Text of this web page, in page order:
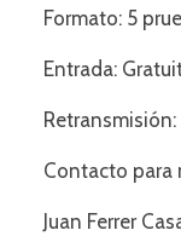
Formato: 5
Entrada:
Contacto para
Juan Ferrer